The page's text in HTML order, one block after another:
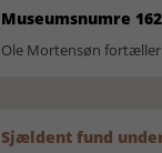
Museumsnumre
Ole Mortensøn
Sjældent fund